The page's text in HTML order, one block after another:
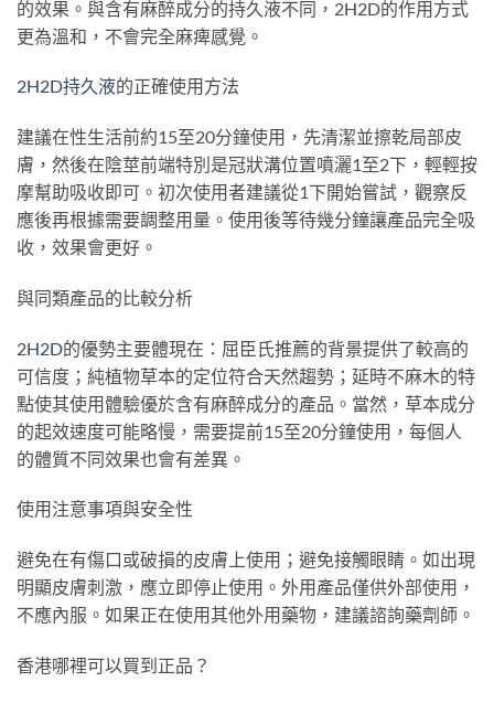
的效果。與含有麻醉成分的持久液不同，2H2D的作用方式
更為溫和，不會完全麻痺感覺。
2H2D持久液的正確使用方法
建議在性生活前約15至20分鐘使用，先清潔並擦乾局部皮
膚，然後在陰莖前端特別是冠狀溝位置噴灑1至2下，輕輕按
摩幫助吸收即可。初次使用者建議從1下開始嘗試，觀察反
應後再根據需要調整用量。使用後等待幾分鐘讓產品完全吸
收，效果會更好。
與同類產品的比較分析
2H2D的優勢主要體現在：屈臣氏推薦的背景提供了較高的
可信度；純植物草本的定位符合天然趨勢；延時不麻木的特
點使其使用體驗優於含有麻醉成分的產品。當然，草本成分
的起效速度可能略慢，需要提前15至20分鐘使用，每個人
的體質不同效果也會有差異。
使用注意事項與安全性
避免在有傷口或破損的皮膚上使用；避免接觸眼睛。如出現
明顯皮膚刺激，應立即停止使用。外用產品僅供外部使用，
不應內服。如果正在使用其他外用藥物，建議諮詢藥劑師。
香港哪裡可以買到正品？